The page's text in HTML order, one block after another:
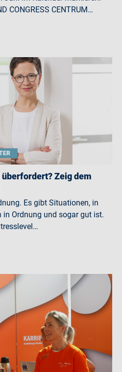
CONGRESS CENTRUM…
überfordert? Zeig dem
Es gibt Situationen, in
Ordnung und sogar gut ist.